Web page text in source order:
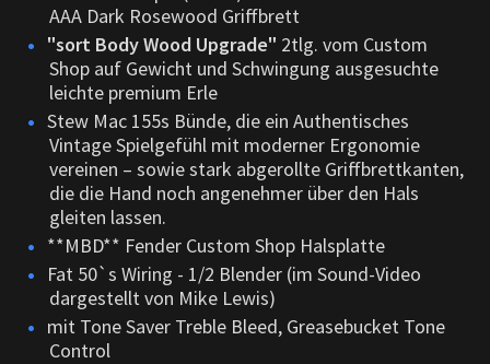
AAA Dark Rosewood Griffbrett
"sort Body Wood Upgrade" 2tlg. vom Custom
Shop auf Gewicht und Schwingung ausgesuchte
leichte premium Erle
Stew Mac 155s Bünde, die ein Authentisches
Vintage Spielgefühl mit moderner Ergonomie
vereinen – sowie stark abgerollte Griffbrettkanten,
die die Hand noch angenehmer über den Hals
gleiten lassen.
**MBD** Fender Custom Shop Halsplatte
Fat 50`s Wiring - 1/2 Blender (im Sound-Video
dargestellt von Mike Lewis)
mit Tone Saver Treble Bleed, Greasebucket Tone
Control